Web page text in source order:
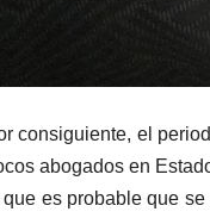
consiguiente, el
abogados en
que es probable que